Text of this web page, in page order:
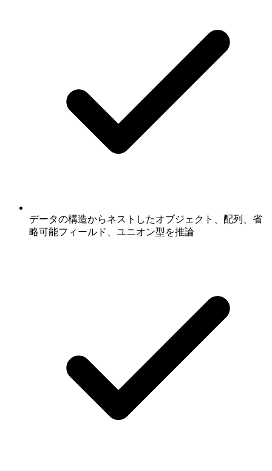
データの構造からネストしたオブジェクト、配列、省
略可能フィールド、ユニオン型を推論